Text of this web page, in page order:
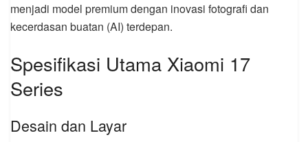
menjadi model premium dengan inovasi fotografi dan
kecerdasan buatan (AI) terdepan.
Spesifikasi Utama Xiaomi 17
Series
Desain dan Layar